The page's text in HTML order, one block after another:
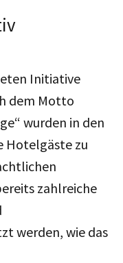
Initiative
dem Motto
wurden in den
Hotelgäste zu
zahlreiche
werden, wie das